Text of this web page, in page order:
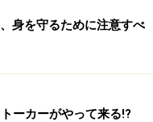
身を守るために注意すべ
ーカーがやって来る!?